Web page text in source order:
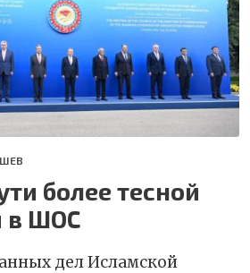
более тесной
в ШОС
дел Исламской